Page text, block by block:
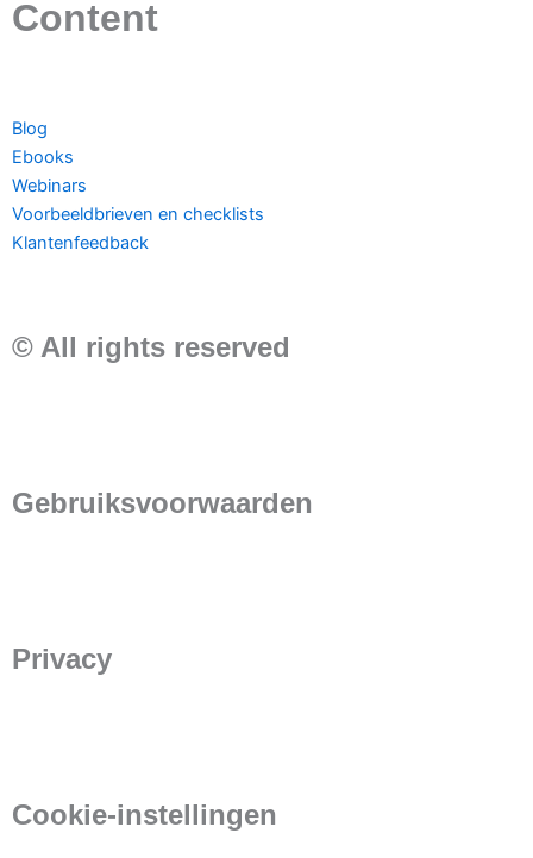
Content
Blog
Ebooks
Webinars
Voorbeeldbrieven en checklists
Klantenfeedback
© All rights reserved
Gebruiksvoorwaarden
Privacy
Cookie-instellingen